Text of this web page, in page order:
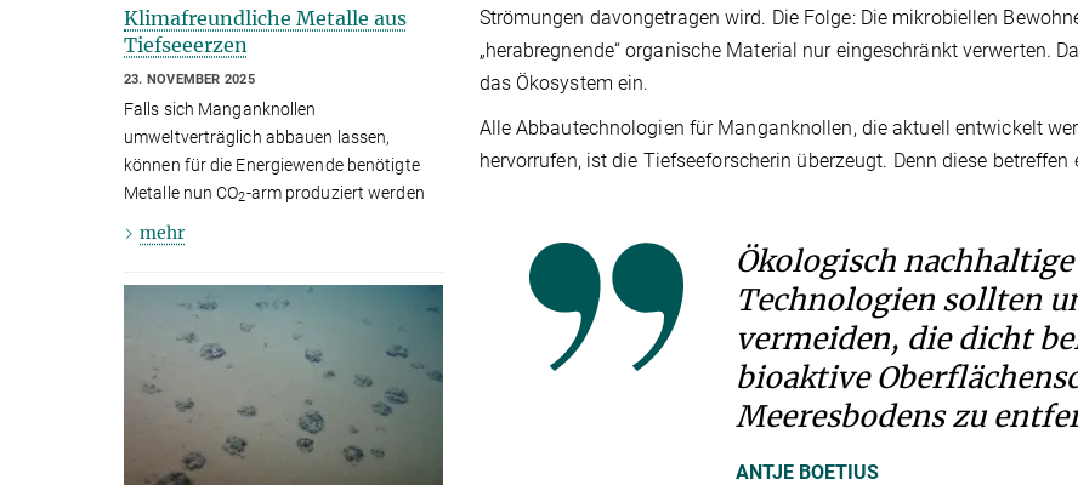
Strömungen davongetragen wird. Die Folge: Die mikrobiellen
„herabregnende“ organische Material nur eingeschränkt verwerten.
das Ökosystem ein.
Alle Abbautechnologien für Manganknollen, die aktuell entwickelt
hervorrufen, ist die Tiefseeforscherin überzeugt. Denn diese
Ökologisch nachhaltige
Technologien sollten
vermeiden, die dicht
bioaktive
Meeresbodens zu
ANTJE BOETIUS
Klimafreundliche Metalle aus
Tiefseeerzen
23. NOVEMBER 2025
Falls sich Manganknollen
umweltverträglich abbauen lassen,
können für die Energiewende benötigte
Metalle nun CO2-arm produziert werden
mehr